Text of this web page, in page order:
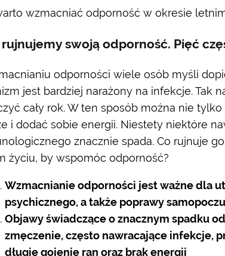
wzmacniać odporność w okresie
rujnujemy swoją odporność. Pięć
odporności wiele osób myśli
jest bardziej narażony na infekcje. Tak
cały rok. W ten sposób można nie
i dodać sobie energii. Niestety niektóre
znacznie spada. Co rujnuje
życiu, by wspomóc odporność?
Wzmacnianie odporności jest ważne dla
psychicznego, a także poprawy
Objawy świadczące o znacznym spadku
zmęczenie, często nawracające infekcje,
długie gojenie ran oraz brak energii